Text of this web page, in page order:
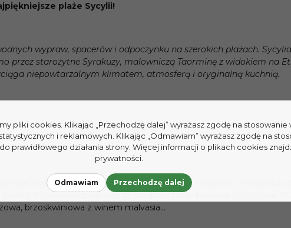
plaże Sycylii!
wypraw, spacerów i odpoczynku na szerokich plażach.
przez starożytne Syrakuzy, malowniczą Taorminę z widokiem na
niepowtarzalnym klimatem, atmosferą i oryginalną kuchnią.
lodu z syropem, natomiast na Sycylii wytwarzana mieszanka
Możliwości smakowe są nieskończone: kawowa, cytrynowa,
brzoskwiniowa z winem malvasia...
pliki cookies. Klikając „Przechodzę dalej” wyrażasz zgodę na
i reklamowych. Klikając „Odmawiam” wyrażasz zgodę na
prawidłowego działania strony. Więcej informacji o plikach cookies
prywatności.
Odmawiam Przechodzę dalej